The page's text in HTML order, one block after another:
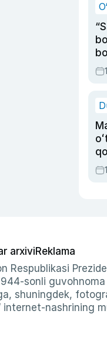
arxiviReklama
Respublikasi
sonli
shuningdek,
nashrining